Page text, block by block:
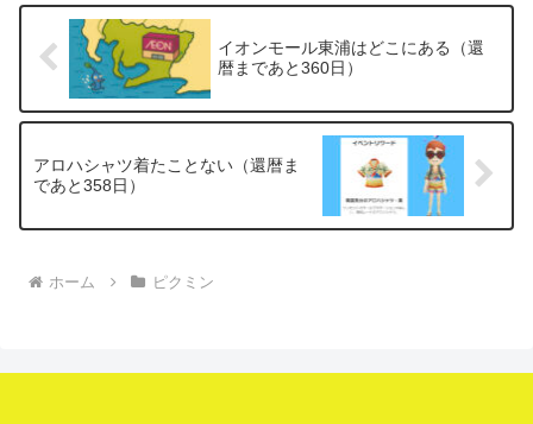
イオンモール東浦はどこにある（還
暦まであと360日）
アロハシャツ着たことない（還暦ま
であと358日）
ホーム ピクミン